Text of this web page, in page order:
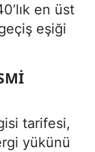
en üst
eşiği
tarifesi,
yükünü